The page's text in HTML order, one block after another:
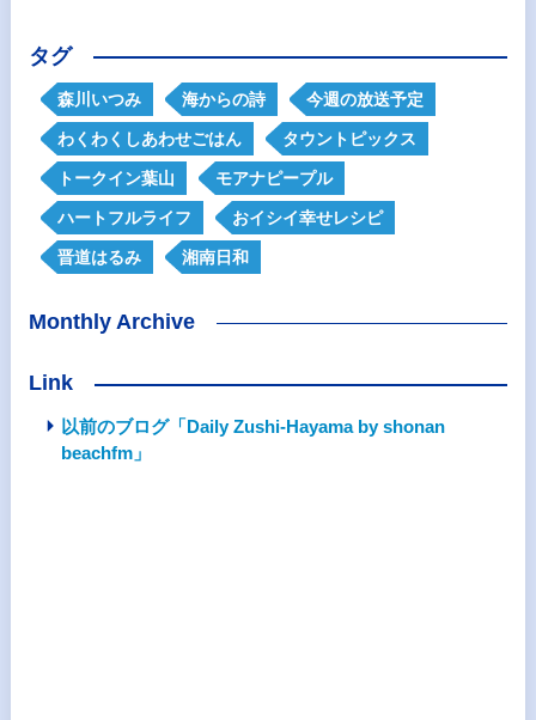
タグ
森川いつみ 海からの詩 今週の放送予定
わくわくしあわせごはん タウントピックス
トークイン葉山 モアナピープル
ハートフルライフ おイシイ幸せレシピ
晋道はるみ 湘南日和
Monthly Archive
Link
以前のブログ「Daily Zushi-Hayama by shonan
beachfm」